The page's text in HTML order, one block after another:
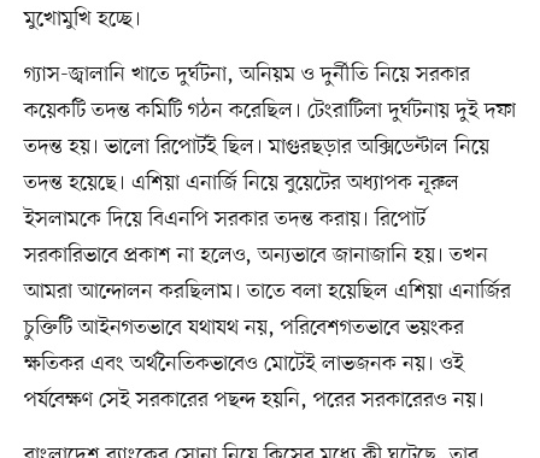
মুখোমুখি হচ্ছে।
গ্যাস-জ্বালানি খাতে দুর্ঘটনা, অনিয়ম ও দুর্নীতি নিয়ে সরকার
কয়েকটি তদন্ত কমিটি গঠন করেছিল। টেংরাটিলা দুর্ঘটনায় দুই দফা
তদন্ত হয়। ভালো রিপোর্টই ছিল। মাগুরছড়ার অক্সিডেন্টাল নিয়ে
তদন্ত হয়েছে। এশিয়া এনার্জি নিয়ে বুয়েটের অধ্যাপক নূরুল
ইসলামকে দিয়ে বিএনপি সরকার তদন্ত করায়। রিপোর্ট
সরকারিভাবে প্রকাশ না হলেও, অন্যভাবে জানাজানি হয়। তখন
আমরা আন্দোলন করছিলাম। তাতে বলা হয়েছিল এশিয়া এনার্জির
চুক্তিটি আইনগতভাবে যথাযথ নয়, পরিবেশগতভাবে ভয়ংকর
ক্ষতিকর এবং অর্থনৈতিকভাবেও মোটেই লাভজনক নয়। ওই
পর্যবেক্ষণ সেই সরকারের পছন্দ হয়নি, পরের সরকারেরও নয়।